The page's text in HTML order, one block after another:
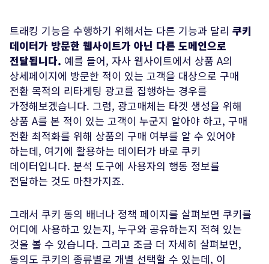
트래킹 기능을 수행하기 위해서는 다른 기능과 달리 쿠키
데이터가 방문한 웹사이트가 아닌 다른 도메인으로
전달됩니다. 예를 들어, 자사 웹사이트에서 상품 A의
상세페이지에 방문한 적이 있는 고객을 대상으로 구매
전환 목적의 리타게팅 광고를 집행하는 경우를
가정해보겠습니다. 그럼, 광고매체는 타겟 생성을 위해
상품 A를 본 적이 있는 고객이 누군지 알아야 하고, 구매
전환 최적화를 위해 상품의 구매 여부를 알 수 있어야
하는데, 여기에 활용하는 데이터가 바로 쿠키
데이터입니다. 분석 도구에 사용자의 행동 정보를
전달하는 것도 마찬가지죠.
그래서 쿠키 동의 배너나 정책 페이지를 살펴보면 쿠키를
어디에 사용하고 있는지, 누구와 공유하는지 적혀 있는
것을 볼 수 있습니다. 그리고 조금 더 자세히 살펴보면,
동의도 쿠키의 종류별로 개별 선택할 수 있는데, 이